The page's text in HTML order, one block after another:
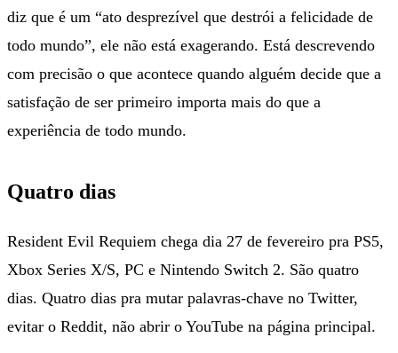
diz que é um “ato desprezível que destrói a felicidade de
todo mundo”, ele não está exagerando. Está descrevendo
com precisão o que acontece quando alguém decide que a
satisfação de ser primeiro importa mais do que a
experiência de todo mundo.
Quatro dias
Resident Evil Requiem chega dia 27 de fevereiro pra PS5,
Xbox Series X/S, PC e Nintendo Switch 2. São quatro
dias. Quatro dias pra mutar palavras-chave no Twitter,
evitar o Reddit, não abrir o YouTube na página principal.